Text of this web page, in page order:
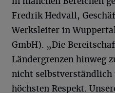
Fredrik Hedvall,
Werksleiter in
GmbH). „Die
Ländergrenzen hinweg
nicht selbstverständlich
höchsten Respekt.